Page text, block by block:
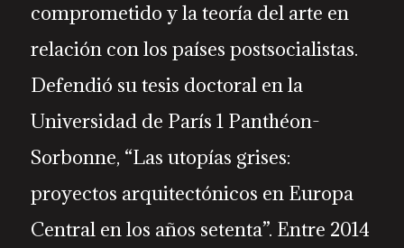
comprometido y la teoría del arte en
relación con los países postsocialistas.
Defendió su tesis doctoral en la
Universidad de París 1 Panthéon-
Sorbonne, “Las utopías grises:
proyectos arquitectónicos en Europa
Central en los años setenta”. Entre 2014